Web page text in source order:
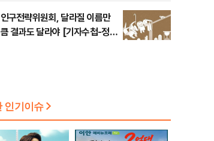
인구전략위원회, 달라질 이름만
큼 결과도 달라야 [기자수첩-정책